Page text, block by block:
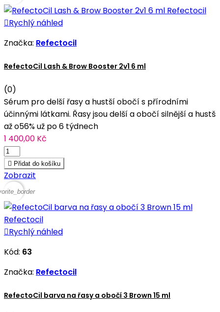
Rychlý náhled
Značka: Refectocil
RefectoCil Lash & Brow Booster 2v1 6 ml
(0)
Sérum pro delší řasy a hustší obočí s přírodními
účinnými látkami. Řasy jsou delší a obočí silnější a hustš
až o56% už po 6 týdnech
1 400,00 Kč
 Přidat do košíku
Zobrazit
Rychlý náhled
Kód: 63
Značka: Refectocil
RefectoCil barva na řasy a obočí 3 Brown 15 ml